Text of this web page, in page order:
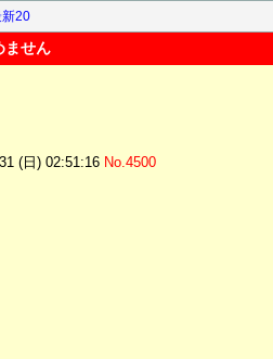
新20
ません
(日) 02:51:16 No.4500